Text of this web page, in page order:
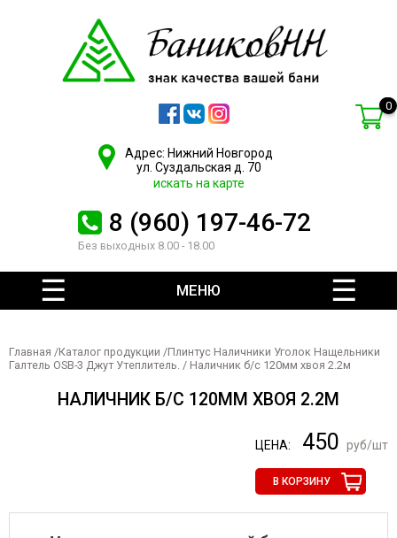
Адрес: Нижний Новгород
ул. Суздальская д. 70
искать на карте
8 (960) 197-46-72
Без выходных 8.00 - 18.00
0
МЕНЮ
Главная /Каталог продукции /Плинтус Наличники Уголок Нащельники
Галтель OSB-3 Джут Утеплитель. / Наличник б/с 120мм хвоя 2.2м
НАЛИЧНИК Б/С 120ММ ХВОЯ 2.2М
ЦЕНА: 450 руб/шт
В КОРЗИНУ